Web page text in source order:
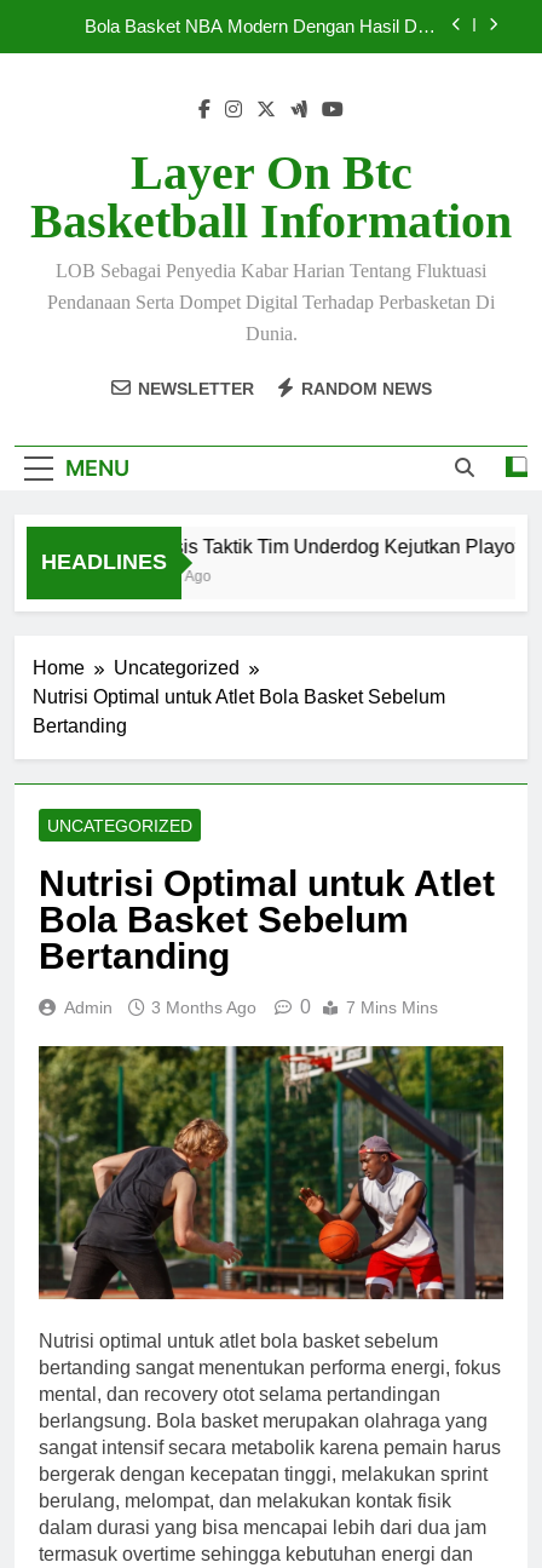
Bola Basket Dunia Modern 2026 Hadirkan Duel
Bola Basket NBA Modern Dengan Hasil Dan
Jadwal Lengkap
Bola Basket Dunia Modern 2026 Hadirkan Duel
Statistik Top Skor NBA Mei 2026 Terbaru
Layer On Btc
Basketball Information
LOB Sebagai Penyedia Kabar Harian Tentang Fluktuasi
Pendanaan Serta Dompet Digital Terhadap Perbasketan Di
Dunia.
NEWSLETTER RANDOM NEWS
MENU
HEADLINES
Analisis Taktik Tim Underdog Kejutkan Playoff NBA
Home
Uncategorized
Nutrisi Optimal untuk Atlet Bola Basket Sebelum
Bertanding
UNCATEGORIZED
Nutrisi Optimal untuk Atlet
Bola Basket Sebelum
Bertanding
Admin 3 Months Ago 0 7 Mins Mins
Nutrisi optimal untuk atlet bola basket sebelum
bertanding sangat menentukan performa energi, fokus
mental, dan recovery otot selama pertandingan
berlangsung. Bola basket merupakan olahraga yang
sangat intensif secara metabolik karena pemain harus
bergerak dengan kecepatan tinggi, melakukan sprint
berulang, melompat, dan melakukan kontak fisik
dalam durasi yang bisa mencapai lebih dari dua jam
termasuk overtime sehingga kebutuhan energi dan